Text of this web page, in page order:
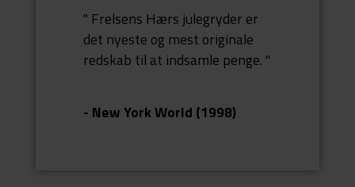
" Frelsens Hærs julegryder er
det nyeste og mest originale
redskab til at indsamle penge. "
- New York World (1998)